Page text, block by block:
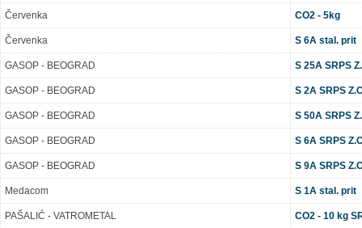
Červenka CO2 - 5kg
Červenka S 6A stal. prit
GASOP - BEOGRAD S 25A SRPS
GASOP - BEOGRAD S 2A SRPS
GASOP - BEOGRAD S 50A SRPS
GASOP - BEOGRAD S 6A SRPS
GASOP - BEOGRAD S 9A SRPS
Medacom S 1A stal. prit
PAŠALIĆ - VATROMETAL CO2 - 10 kg